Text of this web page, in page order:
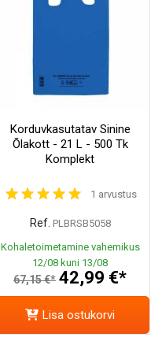
Korduvkasutatav Sinine
Õlakott - 21 L - 500 Tk
Komplekt
1 arvustus
Ref. PLBRSB5058
Kohaletoimetamine vahemikus
12/08 kuni 13/08
67,15 €* 42,99 €*
Lisa ostukorvi